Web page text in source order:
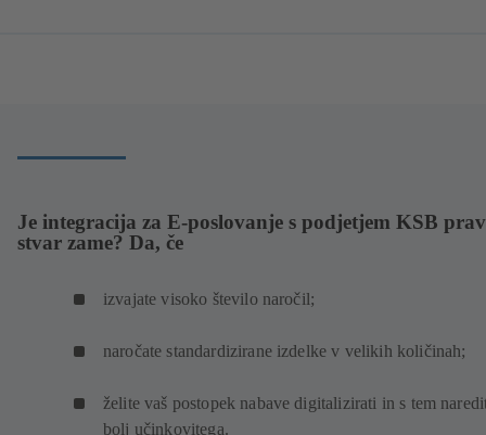
Je integracija za E-poslovanje s podjetjem KSB
stvar zame? Da, če
izvajate visoko število naročil;
naročate standardizirane izdelke v velikih količinah;
želite vaš postopek nabave digitalizirati in s tem
bolj učinkovitega.